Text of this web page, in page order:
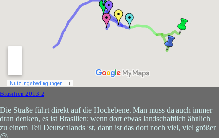
Brasilien 2013-2
Die Straße führt direkt auf die Hochebene. Man muss da auch immer
dran denken, es ist Brasilien: wenn dort etwas landschaftlich ähnlich
zu einem Teil Deutschlands ist, dann ist das dort noch viel, viel größer